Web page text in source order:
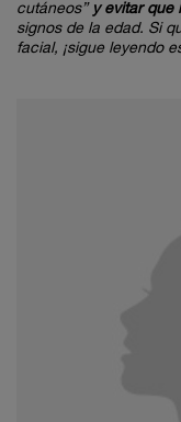
cutáneos” y evitar que
signos de la edad. Si
facial, ¡sigue leyendo